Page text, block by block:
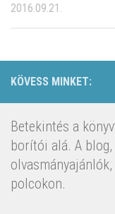
2016.09.21.
KÖVESS MINKET:
Betekintés a
borítói alá. A
polcokon.